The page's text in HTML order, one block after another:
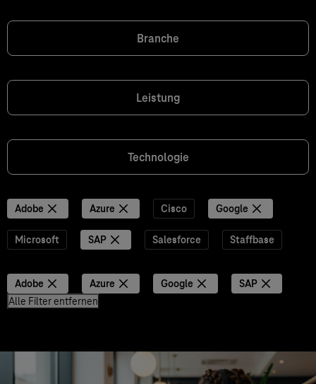
Branche
Leistung
Technologie
Adobe Azure Cisco Google
Microsoft SAP Salesforce Staffbase
Adobe Azure Google
SAP
Alle Filter entfernen